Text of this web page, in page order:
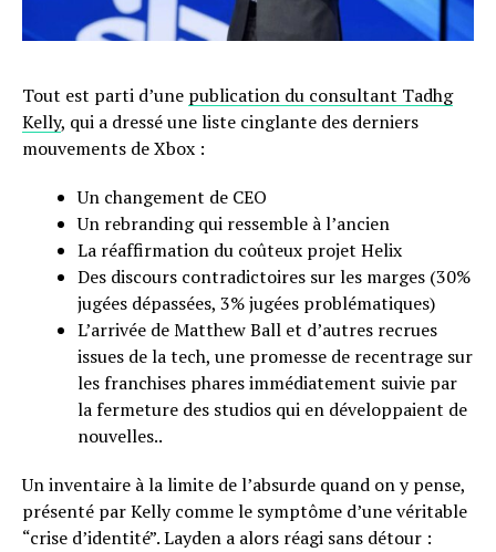
Tout est parti d’une publication du consultant Tadhg
Kelly, qui a dressé une liste cinglante des derniers
mouvements de Xbox :
Un changement de CEO
Un rebranding qui ressemble à l’ancien
La réaffirmation du coûteux projet Helix
Des discours contradictoires sur les marges (30%
jugées dépassées, 3% jugées problématiques)
L’arrivée de Matthew Ball et d’autres recrues
issues de la tech, une promesse de recentrage sur
les franchises phares immédiatement suivie par
la fermeture des studios qui en développaient de
nouvelles..
Un inventaire à la limite de l’absurde quand on y pense,
présenté par Kelly comme le symptôme d’une véritable
“crise d’identité”. Layden a alors réagi sans détour :